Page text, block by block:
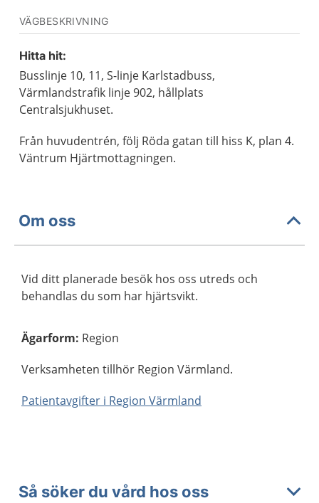
VÄGBESKRIVNING
Hitta hit:
Busslinje 10, 11, S-linje Karlstadbuss,
Värmlandstrafik linje 902, hållplats
Centralsjukhuset.
Från huvudentrén, följ Röda gatan till hiss K, plan 4.
Väntrum Hjärtmottagningen.
Om oss
Vid ditt planerade besök hos oss utreds och
behandlas du som har hjärtsvikt.
Ägarform: Region
Verksamheten tillhör Region Värmland.
Patientavgifter i Region Värmland
Så söker du vård hos oss